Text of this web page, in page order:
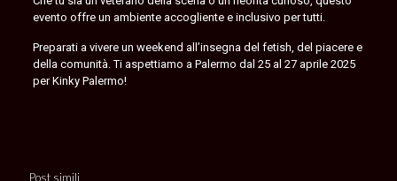
momenti
e
serate
play,
per
evento offre un ambiente accogliente e inclusivo per tutti.
Preparati a vivere un weekend all’insegna del fetish, del piacere e
della comunità. Ti aspettiamo a Palermo dal 25 al 27 aprile 2025
per Kinky Palermo!
Post simili